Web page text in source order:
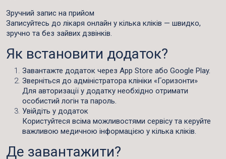
Зручний запис на прийом
Записуйтесь до лікаря онлайн у кілька кліків — швидко,
зручно та без зайвих дзвінків.
Як встановити додаток?
Завантажте додаток через App Store або Google Play.
Зверніться до адміністратора клініки «Горизонти»
Для авторизації у додатку необхідно отримати
особистий логін та пароль.
Увійдіть у додаток
Користуйтеся всіма можливостями сервісу та керуйте
важливою медичною інформацією у кілька кліків.
Де завантажити?